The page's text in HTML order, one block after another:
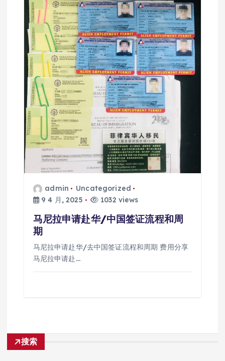
admin
Uncategorized
9 4 月, 2025
1032 views
马尼拉申请赴华/中国签证流程和周
期
马尼拉申请赴华/去中国签证流程和周期 费用分享
马尼拉申请赴…
搜索